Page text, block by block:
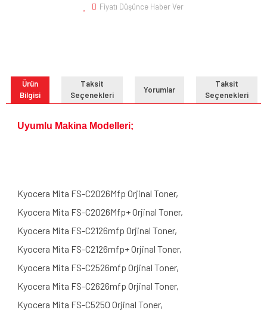
Fiyatı Düşünce Haber Ver
Ürün
Bilgisi
Taksit
Seçenekleri
Yorumlar
Taksit
Seçenekleri
Uyumlu Makina Modelleri;
Kyocera Mita FS-C2026Mfp Orjinal Toner,
Kyocera Mita FS-C2026Mfp+ Orjinal Toner,
Kyocera Mita FS-C2126mfp Orjinal Toner,
Kyocera Mita FS-C2126mfp+ Orjinal Toner,
Kyocera Mita FS-C2526mfp Orjinal Toner,
Kyocera Mita FS-C2626mfp Orjinal Toner,
Kyocera Mita FS-C5250 Orjinal Toner,